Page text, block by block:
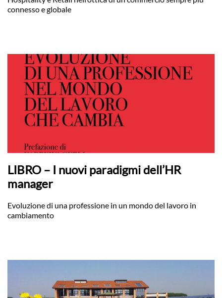
connesso e globale
LIBRO – I nuovi paradigmi dell’HR
manager
Evoluzione di una professione in un mondo del lavoro in
cambiamento